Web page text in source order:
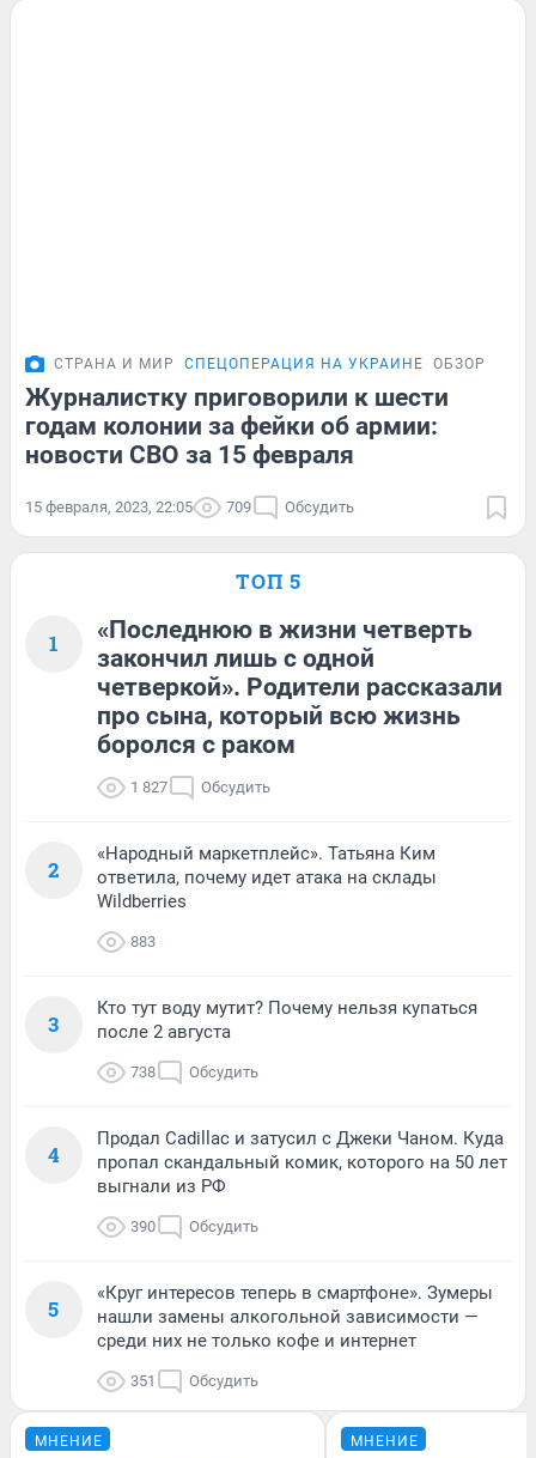
СТРАНА И МИР СПЕЦОПЕРАЦИЯ НА УКРАИНЕ ОБЗОР
Журналистку приговорили к шести
годам колонии за фейки об армии:
новости СВО за 15 февраля
15 февраля, 2023, 22:05 709 Обсудить
ТОП 5
1
«Последнюю в жизни четверть
закончил лишь с одной
четверкой». Родители рассказали
про сына, который всю жизнь
боролся с раком
1 827 Обсудить
2
«Народный маркетплейс». Татьяна Ким
ответила, почему идет атака на склады
Wildberries
883
3
Кто тут воду мутит? Почему нельзя купаться
после 2 августа
738 Обсудить
4
Продал Cadillac и затусил с Джеки Чаном. Куда
пропал скандальный комик, которого на 50 лет
выгнали из РФ
390 Обсудить
5
«Круг интересов теперь в смартфоне». Зумеры
нашли замены алкогольной зависимости —
среди них не только кофе и интернет
351 Обсудить
МНЕНИЕ МНЕНИЕ